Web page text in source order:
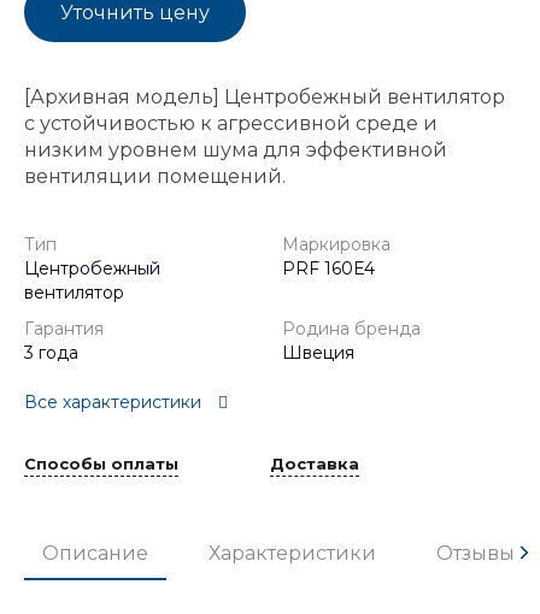
Уточнить цену
[Архивная модель] Центробежный вентилятор
с устойчивостью к агрессивной среде и
низким уровнем шума для эффективной
вентиляции помещений.
Тип
Центробежный
вентилятор
Маркировка
PRF 160E4
Гарантия
3 года
Родина бренда
Швеция
Все характеристики
Способы оплаты Доставка
Описание Характеристики Отзывы